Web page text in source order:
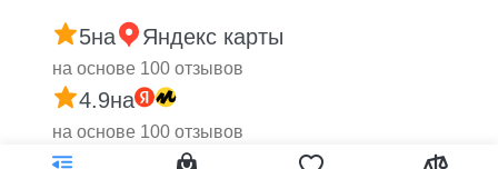
5на Яндекс карты
на основе 100 отзывов
4.9на
на основе 100 отзывов